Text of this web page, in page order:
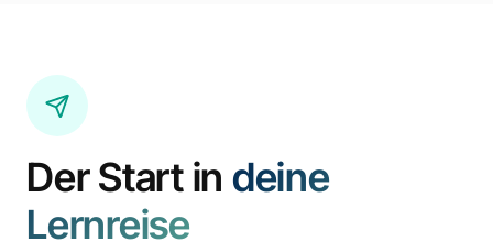
Der Start in deine
Lernreise